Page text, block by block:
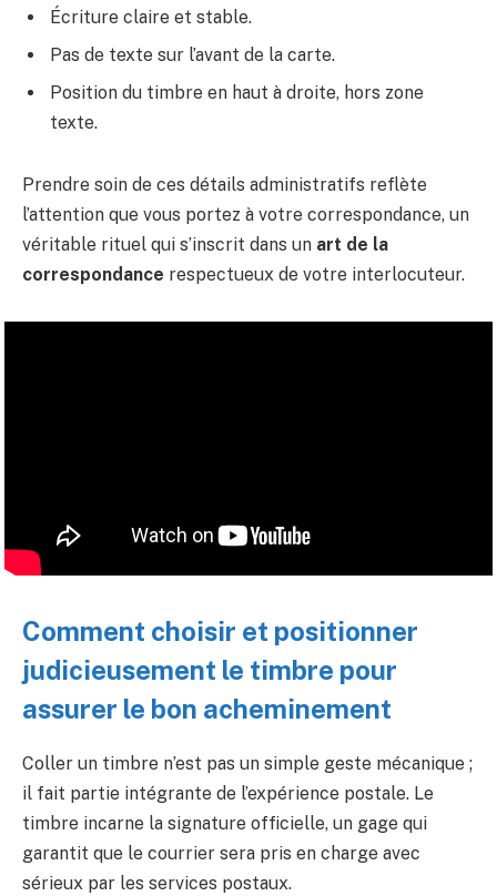
Écriture claire et stable.
Pas de texte sur l’avant de la carte.
Position du timbre en haut à droite, hors zone
texte.
Prendre soin de ces détails administratifs reflète
l’attention que vous portez à votre correspondance, un
véritable rituel qui s’inscrit dans un art de la
correspondance respectueux de votre interlocuteur.
Comment choisir et positionner
judicieusement le timbre pour
assurer le bon acheminement
Coller un timbre n’est pas un simple geste mécanique ;
il fait partie intégrante de l’expérience postale. Le
timbre incarne la signature officielle, un gage qui
garantit que le courrier sera pris en charge avec
sérieux par les services postaux.